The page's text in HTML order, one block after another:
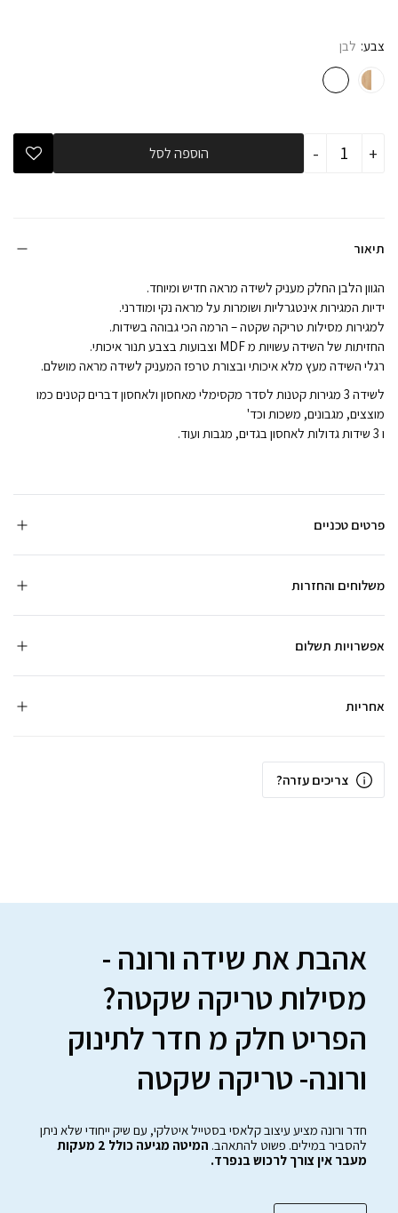
צבע לבן
-
כמות
שידה
+ הוספה לסל
תיאור
הגוון הלבן החלק מעניק לשידה מראה חדיש ומיוחד.
ידיות המגירות אינטגרליות ושומרות על מראה נקי ומודרני.
למגירות מסילות טריקה שקטה – הרמה הכי גבוהה בשידות.
החזיתות של השידה עשויות מ MDF וצבועות בצבע תנור איכותי.
רגלי השידה מעץ מלא איכותי ובצורת טרפז המעניק לשידה מראה מושלם.
לשידה 3 מגירות קטנות לסדר מקסימלי מאחסון ולאחסון דברים קטנים כמו
מוצצים, מגבונים, משכות וכד'
ו 3 שידות גדולות לאחסון בגדים, מגבות ועוד.
פרטים טכניים
משלוחים והחזרות
אפשרויות תשלום
אחריות
צריכים עזרה?
אהבת את שידה ורונה -
מסילות טריקה שקטה?
הפריט חלק מ חדר לתינוק
ורונה- טריקה שקטה
חדר ורונה מציע עיצוב קלאסי בסטייל איטלקי, עם שיק ייחודי שלא ניתן
להסביר במילים. פשוט להתאהב.
המיטה מגיעה כולל 2 מעקות
מעבר אין צורך לרכוש בנפרד.